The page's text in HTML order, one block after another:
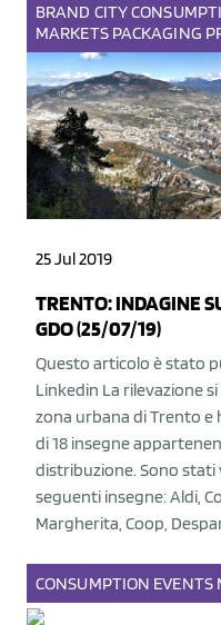
BRAND CITY
MARKETS PACKAGING
25 Jul 2019
TRENTO: INDAGINE
GDO (25/07/19)
Questo articolo è stato
Linkedin La rilevazione
zona urbana di Trento
di 18 insegne
distribuzione. Sono
seguenti insegne: Aldi,
Margherita, Coop,
CONSUMPTION EVENTS